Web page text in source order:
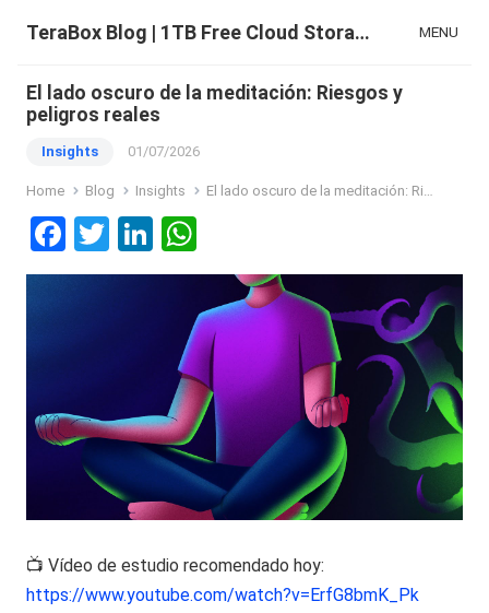
TeraBox Blog | 1TB Free Cloud Storage & All-in-One AI Space MENU
El lado oscuro de la meditación: Riesgos y
peligros reales
Insights 01/07/2026
Home Blog Insights El lado oscuro de la meditación: Riesgos y peligros reales
F
a
o
k
T
wi
Li
n
h
at
s
A
p
p
📺 Vídeo de estudio recomendado hoy:
https://www.youtube.com/watch?v=ErfG8bmK_Pk